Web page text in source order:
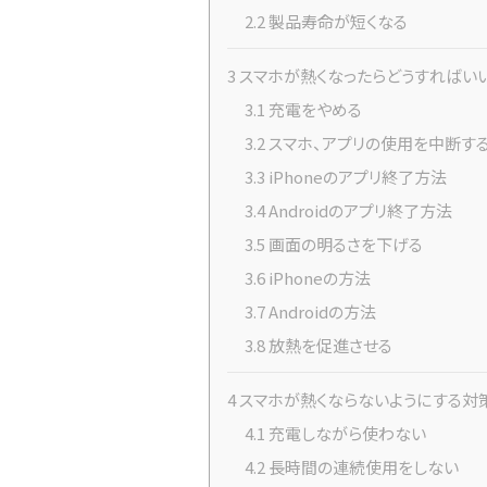
2.2製品寿命が短くなる
3 スマホが熱くなったらどうすればい
3.1 充電をやめる
3.2 スマホ、アプリの使用を中断する
3.3 iPhoneのアプリ終了方法
3.4Androidのアプリ終了方法
3.5 画面の明るさを下げる
3.6iPhoneの方法
3.7Androidの方法
3.8放熱を促進させる
4スマホが熱くならないようにする対
4.1 充電しながら使わない
4.2 長時間の連続使用をしない